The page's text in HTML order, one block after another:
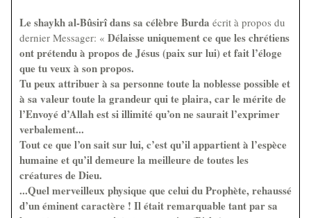
Le shaykh al-Bûsirî dans sa célèbre Burda écrit à propos du
dernier Messager: « Délaisse uniquement ce que les chrétiens
ont prétendu à propos de Jésus (paix sur lui) et fait l’éloge
que tu veux à son propos.
Tu peux attribuer à sa personne toute la noblesse possible et
à sa valeur toute la grandeur qui te plaira, car le mérite de
l’Envoyé d’Allah est si illimité qu’on ne saurait l’exprimer
verbalement...
Tout ce que l’on sait sur lui, c’est qu’il appartient à l’espèce
humaine et qu’il demeure la meilleure de toutes les
créatures de Dieu.
...Quel merveilleux physique que celui du Prophète, rehaussé
d’un éminent caractère ! Il était remarquable tant par sa